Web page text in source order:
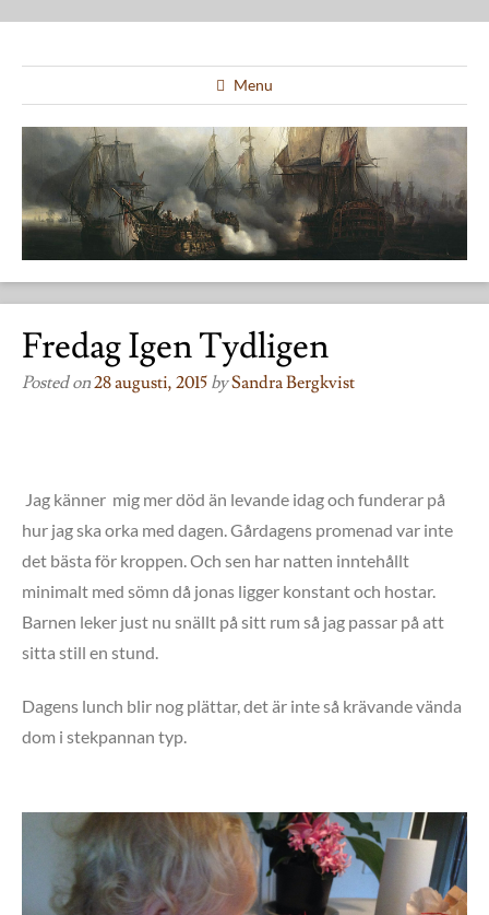
Menu
Fredag Igen Tydligen
Posted on28 augusti, 2015 bySandra Bergkvist
Jag känner mig mer död än levande idag och funderar på
hur jag ska orka med dagen. Gårdagens promenad var inte
det bästa för kroppen. Och sen har natten inntehållt
minimalt med sömn då jonas ligger konstant och hostar.
Barnen leker just nu snällt på sitt rum så jag passar på att
sitta still en stund.
Dagens lunch blir nog plättar, det är inte så krävande vända
dom i stekpannan typ.